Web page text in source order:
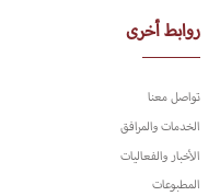
روابط أخرى
تواصل معنا
الخدمات والمرافق
الأخبار والفعاليات
المطبوعات